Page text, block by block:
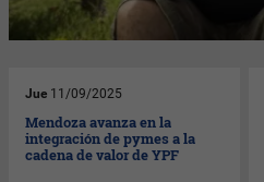
Jue 11/09/2025
Mendoza avanza en la
integración de pymes a la
cadena de valor de YPF